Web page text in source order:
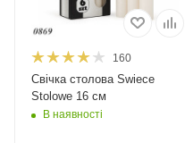
160
Свічка столова Swiece
Stolowe 16 см
В наявності